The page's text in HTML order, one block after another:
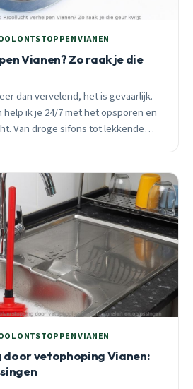
ONTSTOPPEN VIANEN
Vianen? Zo raak je die
dan vervelend, het is gevaarlijk.
help ik je 24/7 met het opsporen en
Van droge sifons tot lekkende
ONTSTOPPEN VIANEN
vetophoping Vianen: